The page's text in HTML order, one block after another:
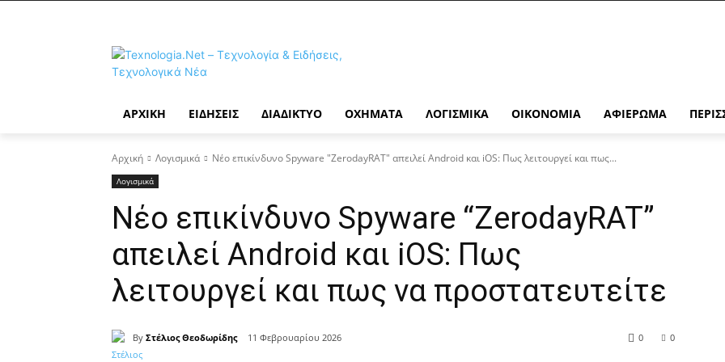
ΑΡΧΙΚΉ ΕΙΔΉΣΕΙΣ ΔΙΑΔΊΚΤΥΟ ΟΧΉΜΑΤΑ ΛΟΓΙΣΜΙΚΆ ΟΙΚΟΝΟΜΊΑ ΑΦΙΈΡΩΜΑ
Αρχική Λογισμικά Νέο επικίνδυνο Spyware "ZerodayRAT" απειλεί Android και iOS: Πως λειτουργεί και πως...
Λογισμικά
Νέο επικίνδυνο Spyware “ZerodayRAT”
απειλεί Android και iOS: Πως
λειτουργεί και πως να προστατευτείτε
By Στέλιος Θεοδωρίδης 11 Φεβρουαρίου 2026 0
0